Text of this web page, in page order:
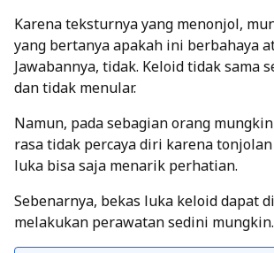
Karena teksturnya yang menonjol,
yang bertanya apakah ini berbahaya
Jawabannya, tidak. Keloid tidak sama
dan tidak menular.
Namun, pada sebagian orang
rasa tidak percaya diri karena
luka bisa saja menarik perhatian.
Sebenarnya, bekas luka keloid dapat
melakukan perawatan sedini mungkin.